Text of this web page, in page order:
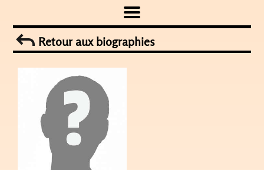
to
contentRetour aux biographies